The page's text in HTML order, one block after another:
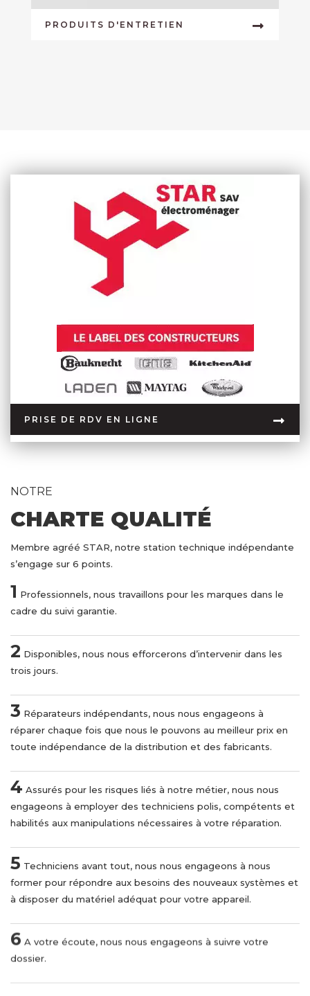
PRODUITS D'ENTRETIEN
PRISE DE RDV EN LIGNE
NOTRE
CHARTE QUALITÉ
Membre agréé STAR, notre station technique indépendante
s’engage sur 6 points.
1 Professionnels, nous travaillons pour les marques dans le
cadre du suivi garantie.
2 Disponibles, nous nous efforcerons d’intervenir dans les
trois jours.
3 Réparateurs indépendants, nous nous engageons à
réparer chaque fois que nous le pouvons au meilleur prix en
toute indépendance de la distribution et des fabricants.
4 Assurés pour les risques liés à notre métier, nous nous
engageons à employer des techniciens polis, compétents et
habilités aux manipulations nécessaires à votre réparation.
5 Techniciens avant tout, nous nous engageons à nous
former pour répondre aux besoins des nouveaux systèmes et
à disposer du matériel adéquat pour votre appareil.
6 A votre écoute, nous nous engageons à suivre votre
dossier.